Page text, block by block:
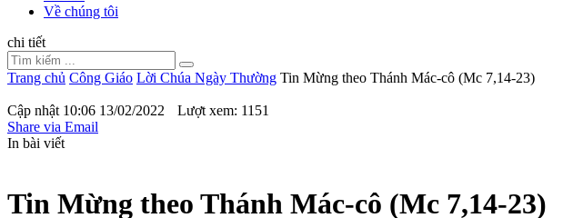
Về chúng tôi
chi tiết
Trang chủ Công Giáo Lời Chúa Ngày Thường Tin Mừng theo Thánh Mác-cô (Mc 7,14-23)
Cập nhật 10:06 13/02/2022
Lượt xem: 1151
Share via Email
In bài viết
Tin Mừng theo Thánh Mác-cô (Mc 7,14-23)